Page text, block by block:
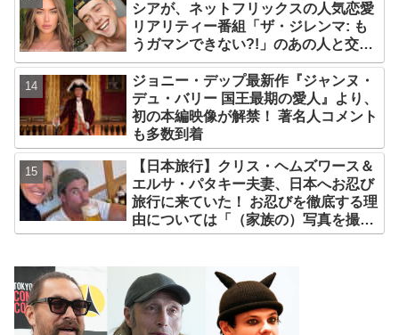
シアが、ネットフリックスの人気恋愛
リアリティー番組「ザ・ジレンマ: も
うガマンできない?!」のあの人と交
際！？ ファンたちがそう予想する理由
とは[写真あり]
ジョニー・デップ最新作『ジャンヌ・
デュ・バリー 国王最期の愛人』より、
初の本編映像が解禁！ 著名人コメント
も多数到着
【日本旅行】クリス・ヘムズワース＆
エルサ・パタキー夫妻、日本へお忍び
旅行に来ていた！ お忍びを徹底する理
由については「（家族の）写真を撮ら
れるとキレそうになる」からという過